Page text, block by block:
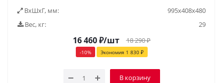
ВxШxГ, мм:
995х408х480
Вес, кг:
29
16 460₽/шт 18 290₽
-10% Экономия 1 830₽
В корзину